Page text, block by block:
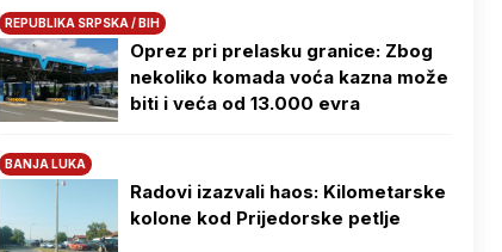
REPUBLIKA SRPSKA / BIH
Oprez pri prelasku granice: Zbog
nekoliko komada voća kazna može
biti i veća od 13.000 evra
BANJA LUKA
Radovi izazvali haos: Kilometarske
kolone kod Prijedorske petlje